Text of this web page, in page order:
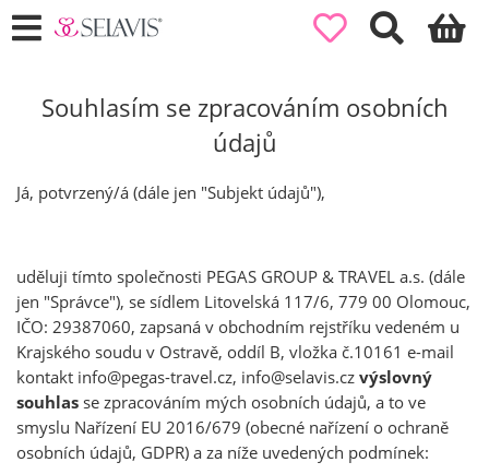
Souhlasím se zpracováním osobních
údajů
Já, potvrzený/á (dále jen "Subjekt údajů"),
uděluji tímto společnosti PEGAS GROUP & TRAVEL a.s. (dále
jen "Správce"), se sídlem Litovelská 117/6, 779 00 Olomouc,
IČO: 29387060, zapsaná v obchodním rejstříku vedeném u
Krajského soudu v Ostravě, oddíl B, vložka č.10161 e-mail
kontakt info@pegas-travel.cz, info@selavis.czvýslovný
souhlasse zpracováním mých osobních údajů, a to ve
smyslu Nařízení EU 2016/679 (obecné nařízení o ochraně
osobních údajů, GDPR) a za níže uvedených podmínek: